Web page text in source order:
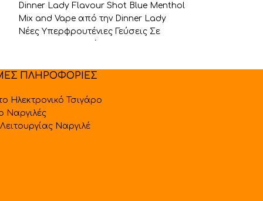
Dinner Lady Flavour Shot Blue Menthol
Mix and Vape από την Dinner Lady
Nέες Υπερφρουτένιες Γεύσεις Σε
ΠΛΗΡΟΦΟΡΙΕΣ
το Ηλεκτρονικό Τσιγάρο
ο Ναργιλές
Ναργιλέ